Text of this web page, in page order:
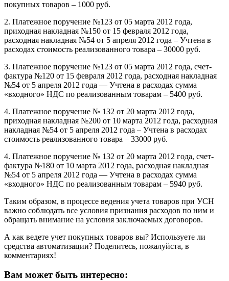
покупных товаров – 1000 руб.
2. Платежное поручение №123 от 05 марта 2012 года,
приходная накладная №150 от 15 февраля 2012 года,
расходная накладная №54 от 5 апреля 2012 года – Учтена в
расходах стоимость реализованного товара – 30000 руб.
3. Платежное поручение №123 от 05 марта 2012 года, счет-
фактура №120 от 15 февраля 2012 года, расходная накладная
№54 от 5 апреля 2012 года — Учтена в расходах сумма
«входного» НДС по реализованным товарам – 5400 руб.
4. Платежное поручение № 132 от 20 марта 2012 года,
приходная накладная №200 от 10 марта 2012 года, расходная
накладная №54 от 5 апреля 2012 года – Учтена в расходах
стоимость реализованного товара – 33000 руб.
4. Платежное поручение № 132 от 20 марта 2012 года, счет-
фактура №180 от 10 марта 2012 года, расходная накладная
№54 от 5 апреля 2012 года — Учтена в расходах сумма
«входного» НДС по реализованным товарам – 5940 руб.
Таким образом, в процессе ведения учета товаров при УСН
важно соблюдать все условия признания расходов по ним и
обращать внимание на условия заключаемых договоров.
А как ведете учет покупных товаров вы? Используете ли
средства автоматизации? Поделитесь, пожалуйста, в
комментариях!
Вам может быть интересно: